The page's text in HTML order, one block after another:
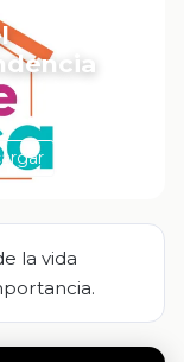
la vida